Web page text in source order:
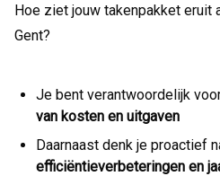
Hoe ziet jouw takenpakket eruit
Gent?
Je bent verantwoordelijk
van kosten en uitgaven
Daarnaast denk je proactief
efficiëntieverbeteringen en